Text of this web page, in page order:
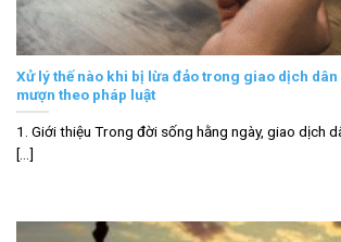
Xử lý thế nào khi bị lừa đảo trong giao dịch
mượn theo pháp luật
1. Giới thiệu Trong đời sống hằng ngày, giao dịch
[...]